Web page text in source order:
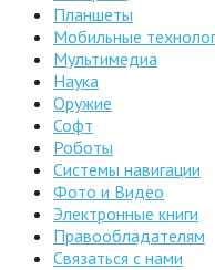
Планшеты
Мобильные
Мультимедиа
Наука
Оружие
Софт
Роботы
Системы навигации
Фото и Видео
Электронные книги
Правообладателям
Связаться с нами